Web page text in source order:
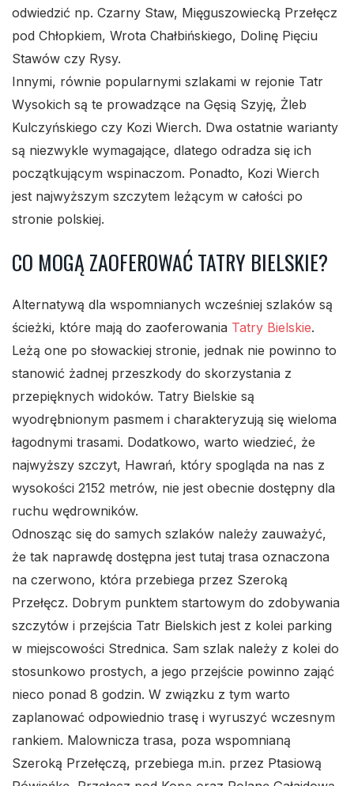
odwiedzić np. Czarny Staw, Mięguszowiecką Przełęcz
pod Chłopkiem, Wrota Chałbińskiego, Dolinę Pięciu
Stawów czy Rysy.
Innymi, równie popularnymi szlakami w rejonie Tatr
Wysokich są te prowadzące na Gęsią Szyję, Żleb
Kulczyńskiego czy Kozi Wierch. Dwa ostatnie warianty
są niezwykle wymagające, dlatego odradza się ich
początkującym wspinaczom. Ponadto, Kozi Wierch
jest najwyższym szczytem leżącym w całości po
stronie polskiej.
CO MOGĄ ZAOFEROWAĆ TATRY BIELSKIE?
Alternatywą dla wspomnianych wcześniej szlaków są
ścieżki, które mają do zaoferowania Tatry Bielskie.
Leżą one po słowackiej stronie, jednak nie powinno to
stanowić żadnej przeszkody do skorzystania z
przepięknych widoków. Tatry Bielskie są
wyodrębnionym pasmem i charakteryzują się wieloma
łagodnymi trasami. Dodatkowo, warto wiedzieć, że
najwyższy szczyt, Hawrań, który spogląda na nas z
wysokości 2152 metrów, nie jest obecnie dostępny dla
ruchu wędrowników.
Odnosząc się do samych szlaków należy zauważyć,
że tak naprawdę dostępna jest tutaj trasa oznaczona
na czerwono, która przebiega przez Szeroką
Przełęcz. Dobrym punktem startowym do zdobywania
szczytów i przejścia Tatr Bielskich jest z kolei parking
w miejscowości Strednica. Sam szlak należy z kolei do
stosunkowo prostych, a jego przejście powinno zająć
nieco ponad 8 godzin. W związku z tym warto
zaplanować odpowiednio trasę i wyruszyć wczesnym
rankiem. Malownicza trasa, poza wspomnianą
Szeroką Przełęczą, przebiega m.in. przez Ptasiową